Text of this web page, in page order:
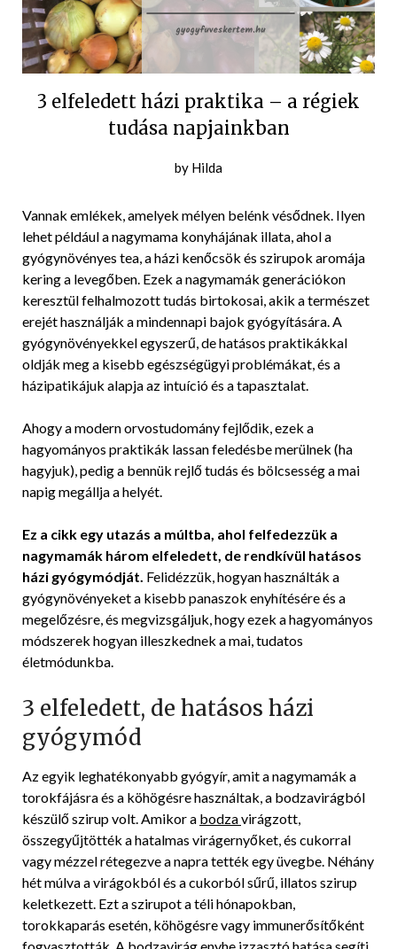
3 elfeledett házi praktika – a régiek
tudása napjainkban
Posted
2025-
09-
23
by Hilda
Vannak emlékek, amelyek mélyen belénk vésődnek. Ilyen
lehet például a nagymama konyhájának illata, ahol a
gyógynövényes tea, a házi kenőcsök és szirupok aromája
kering a levegőben. Ezek a nagymamák generációkon
keresztül felhalmozott tudás birtokosai, akik a természet
erejét használják a mindennapi bajok gyógyítására. A
gyógynövényekkel egyszerű, de hatásos praktikákkal
oldják meg a kisebb egészségügyi problémákat, és a
házipatikájuk alapja az intuíció és a tapasztalat.
Ahogy a modern orvostudomány fejlődik, ezek a
hagyományos praktikák lassan feledésbe merülnek (ha
hagyjuk), pedig a bennük rejlő tudás és bölcsesség a mai
napig megállja a helyét.
Ez a cikk egy utazás a múltba, ahol felfedezzük a
nagymamák három elfeledett, de rendkívül hatásos
házi gyógymódját. Felidézzük, hogyan használták a
gyógynövényeket a kisebb panaszok enyhítésére és a
megelőzésre, és megvizsgáljuk, hogy ezek a hagyományos
módszerek hogyan illeszkednek a mai, tudatos
életmódunkba.
3 elfeledett, de hatásos házi
gyógymód
Az egyik leghatékonyabb gyógyír, amit a nagymamák a
torokfájásra és a köhögésre használtak, a bodzavirágból
készülő szirup volt. Amikor a bodzavirágzott,
összegyűjtötték a hatalmas virágernyőket, és cukorral
vagy mézzel rétegezve a napra tették egy üvegbe. Néhány
hét múlva a virágokból és a cukorból sűrű, illatos szirup
keletkezett. Ezt a szirupot a téli hónapokban,
torokkaparás esetén, köhögésre vagy immunerősítőként